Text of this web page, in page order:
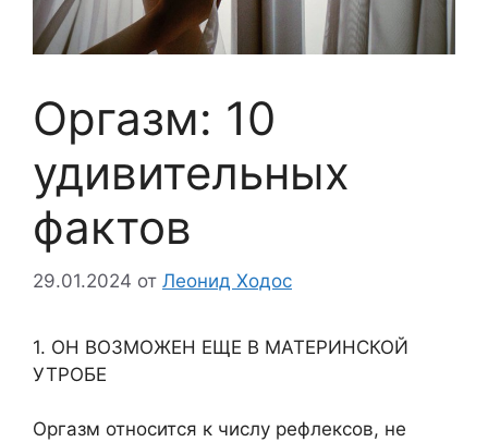
Оргазм: 10
удивительных
фактов
29.01.2024 от Леонид Ходос
1. ОН ВОЗМОЖЕН ЕЩЕ В МАТЕРИНСКОЙ
УТРОБЕ
Оргазм относится к числу рефлексов, не